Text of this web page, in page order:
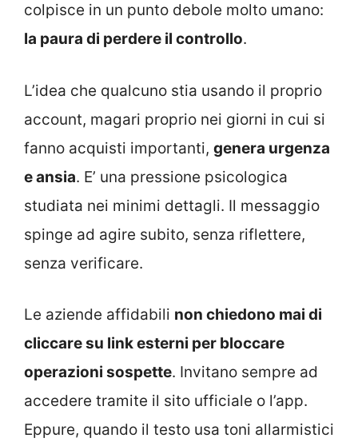
colpisce in un punto debole molto umano:
la paura di perdere il controllo.
L’idea che qualcuno stia usando il proprio
account, magari proprio nei giorni in cui si
fanno acquisti importanti, genera urgenza
e ansia. E’ una pressione psicologica
studiata nei minimi dettagli. Il messaggio
spinge ad agire subito, senza riflettere,
senza verificare.
Le aziende affidabili non chiedono mai di
cliccare su link esterni per bloccare
operazioni sospette. Invitano sempre ad
accedere tramite il sito ufficiale o l’app.
Eppure, quando il testo usa toni allarmistici